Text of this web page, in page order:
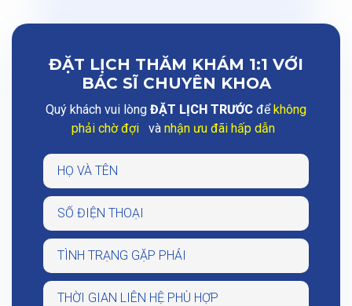
ĐẶT LỊCH THĂM KHÁM 1:1 VỚI
BÁC SĨ CHUYÊN KHOA
Quý khách vui lòng ĐẶT LỊCH TRƯỚC đểkhông
phải chờ đợi
và nhận ưu đãi hấp dẫn